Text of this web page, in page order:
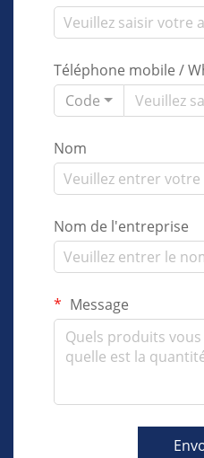
Téléphone mobile /
Code
Nom
Nom de l'entreprise
Message